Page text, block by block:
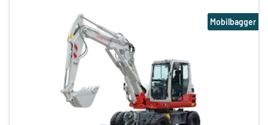
Mobilbagger